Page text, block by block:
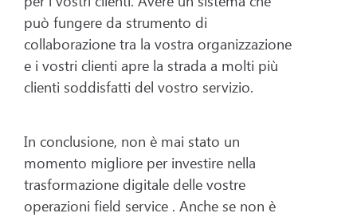
può fungere da strumento di
collaborazione tra la vostra organizzazione
e i vostri clienti apre la strada a molti più
clienti soddisfatti del vostro servizio.
In conclusione, non è mai stato un
momento migliore per investire nella
trasformazione digitale delle vostre
operazioni field service . Anche se non è